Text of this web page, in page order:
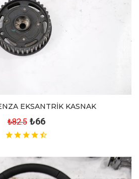
EKSANTRİK KASNAK
₺82.5 ₺66